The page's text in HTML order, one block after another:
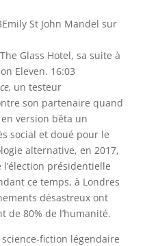
Emily St John Mandel sur
Glass Hotel, sa suite à
Eleven. 16:03
, un testeur
son partenaire quand
version bêta un
social et doué pour le
alternative, en 2017,
présidentielle
ce temps, à Londres
désastreux ont
de 80% de l’humanité.
fiction légendaire